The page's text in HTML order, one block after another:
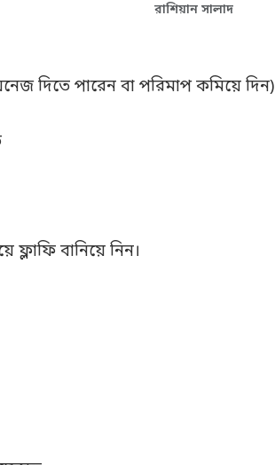
রাশিয়ান সালাদ
দিতে পারেন বা পরিমাপ কমিয়ে দিন)
বানিয়ে নিন।